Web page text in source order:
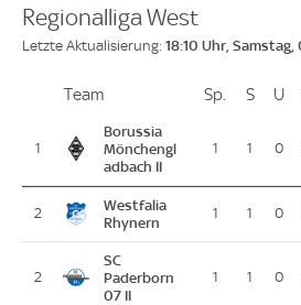
Regionalliga West
Letzte Aktualisierung: 18:10 Uhr,
PlatzTeam Sp. Spiele
SSiege
U
1
Borussia
Mönchengl
adbach II
1 1 0
2
Westfalia
Rhynern
1 1 0
2
SC
Paderborn
07 II
1 1 0